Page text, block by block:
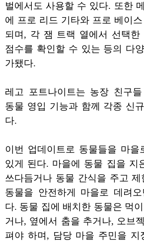
벌에서도 사용할 수 있다. 또한
에 프로 리드 기타와 프로 베이
되며, 각 잼 트랙 열에서 선택한
점수를 확인할 수 있는 등의 다
가됐다.
레고 포트나이트는 농장 친구
동물 영입 기능과 함께 각종 신
다.
이번 업데이트로 동물들을 마
있게 된다. 마을에 동물 집을 지
쓰다듬거나 동물 간식을 주고
동물을 안전하게 마을로 데려
다. 동물 집에 배치한 동물은 먹
거나, 옆에서 춤을 추거나, 오브
펴야 하며, 담당 마을 주민을 지